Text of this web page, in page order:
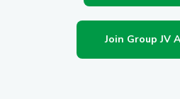
Join Group JV